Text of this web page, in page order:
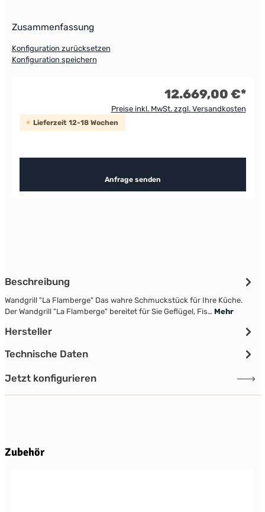
Zusammenfassung
Konfiguration zurücksetzen
Konfiguration speichern
12.669,00 €*
Preise inkl. MwSt. zzgl. Versandkosten
Lieferzeit 12-18 Wochen
Anfrage senden
Beschreibung
Wandgrill "La Flamberge" Das wahre Schmuckstück für Ihre Küche.
Der Wandgrill "La Flamberge" bereitet für Sie Geflügel, Fis… Mehr
Hersteller
Technische Daten
Jetzt konfigurieren
Produktgalerie überspringen
Zubehör